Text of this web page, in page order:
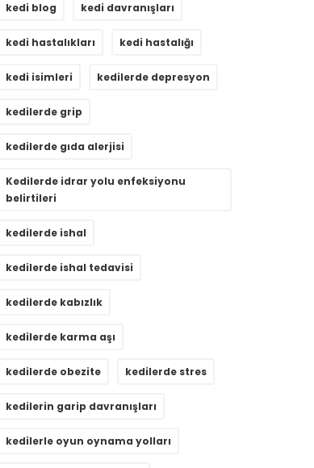
kedi blog kedi davranışları
kedi hastalıkları kedi hastalığı
kedi isimleri kedilerde depresyon
kedilerde grip
kedilerde gıda alerjisi
Kedilerde idrar yolu enfeksiyonu
belirtileri
kedilerde ishal
kedilerde ishal tedavisi
kedilerde kabızlık
kedilerde karma aşı
kedilerde obezite kedilerde stres
kedilerin garip davranışları
kedilerle oyun oynama yolları